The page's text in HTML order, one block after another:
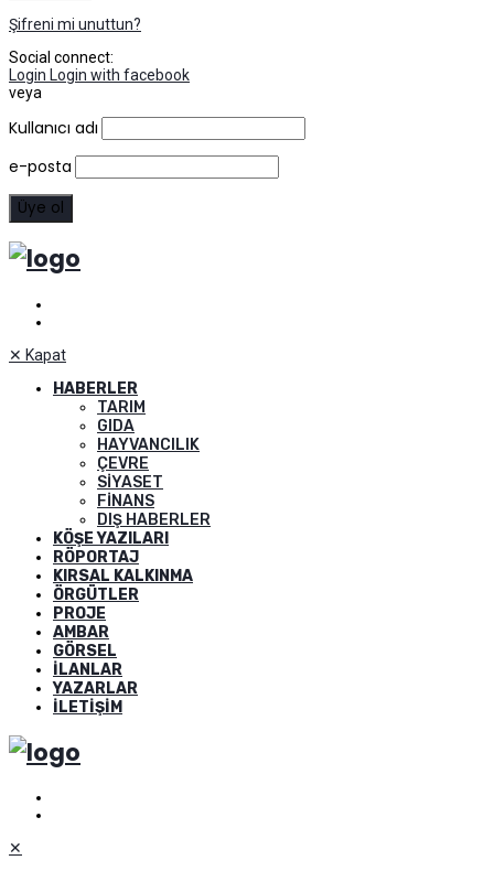
Şifreni mi unuttun?
Social connect:
Login Login with facebook
veya
Kullanıcı adı
e-posta
✕ Kapat
HABERLER
TARIM
GIDA
HAYVANCILIK
ÇEVRE
SIYASET
FINANS
DIŞ HABERLER
KÖŞE YAZILARI
RÖPORTAJ
KIRSAL KALKINMA
ÖRGÜTLER
PROJE
AMBAR
GÖRSEL
İLANLAR
YAZARLAR
İLETIŞIM
✕